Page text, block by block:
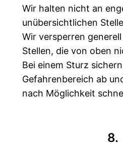
Wir halten nicht an
unübersichtlichen
Wir versperren
Stellen, die von oben
Bei einem Sturz
Gefahrenbereich ab
nach Möglichkeit
8.